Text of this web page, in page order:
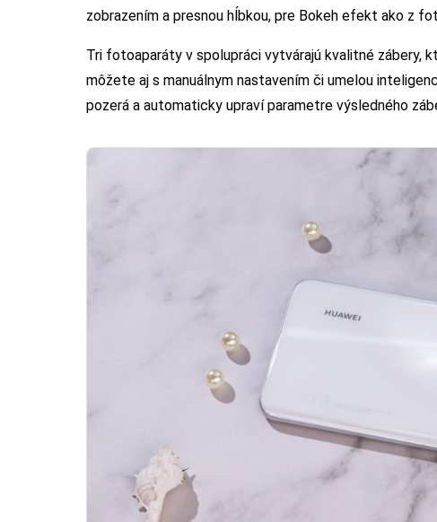
zobrazením a presnou hĺbkou, pre Bokeh efekt ako z
Tri fotoaparáty v spolupráci vytvárajú kvalitné zábery,
môžete aj s manuálnym nastavením či umelou
pozerá a automaticky upraví parametre výsledného